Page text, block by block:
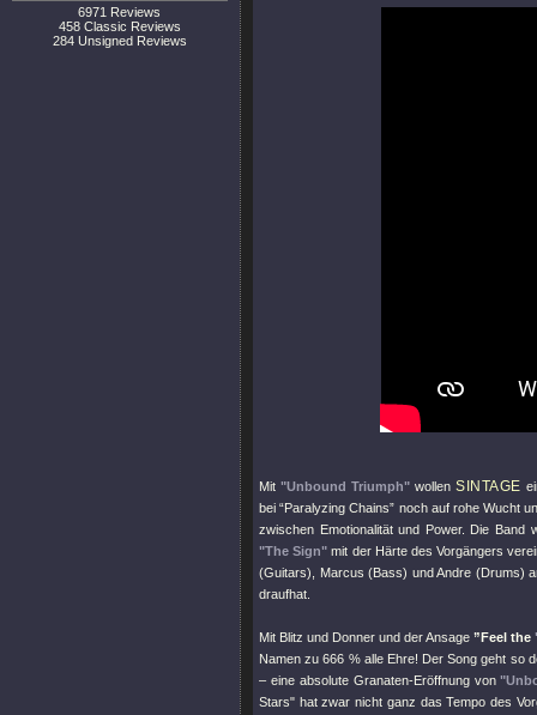
6971 Reviews
458 Classic Reviews
284 Unsigned Reviews
Mit"Unbound Triumph" wollenSINTAGE
bei “Paralyzing Chains” noch auf rohe Wucht
zwischen Emotionalität und Power. Die
"The Sign" mit der Härte des Vorgängers
(Guitars), Marcus (Bass) und Andre (Drums)
draufhat.
Mit Blitz und Donner und der Ansage ”Feel the
Namen zu 666 % alle Ehre! Der Song geht so
– eine absolute Granaten-Eröffnung von
Stars" hat zwar nicht ganz das Tempo des